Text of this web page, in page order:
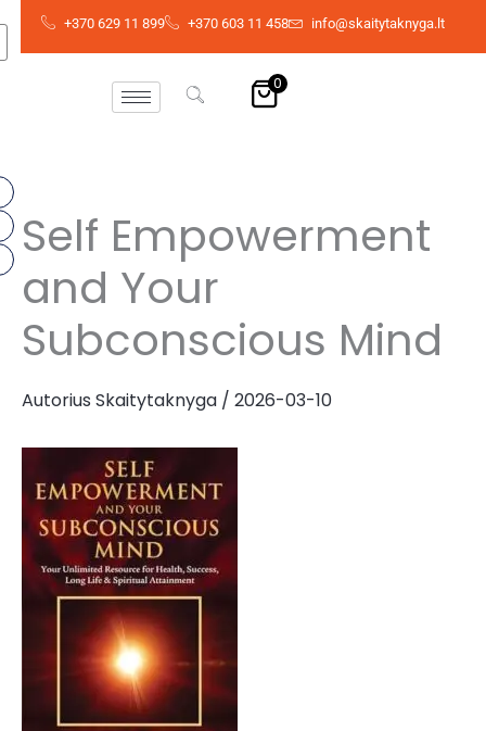
Pereiti
+370 629 11 899 +370 603 11 458 info@skaitytaknyga.lt
0
Self Empowerment
and Your
Subconscious Mind
Autorius Skaitytaknyga / 2026-03-10